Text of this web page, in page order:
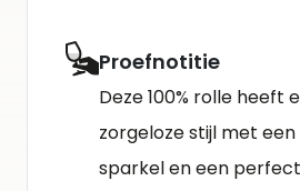
Proefnotitie
Deze 100% rolle heeft
zorgeloze stijl met
sparkel en een perfect